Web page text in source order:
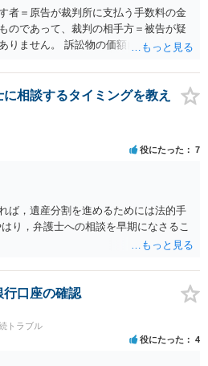
者＝原告が裁判所に支払う手数料の金
のであって、裁判の相手方＝被告が疑
りません。 訴訟物の価額自体が裁判の
はありません。
相談するタイミングを教え
役にたった 7
ば，遺産分割を進めるためには法的手
り，弁護士への相談を早期になさるこ
行口座の確認
トラブル
役にたった 4